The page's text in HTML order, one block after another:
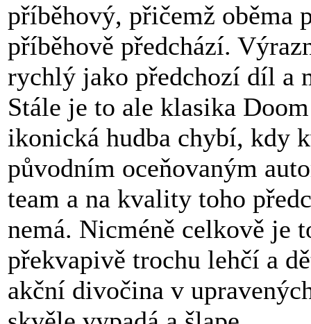
příběhový, přičemž oběma
příběhově předchází.
rychlý jako předchozí díl a
Stále je to ale klasika
ikonická hudba chybí, kdy
původním oceňovaným
team a na kvality toho
nemá. Nicméně celkově je
překvapivě trochu lehčí a
akční divočina v